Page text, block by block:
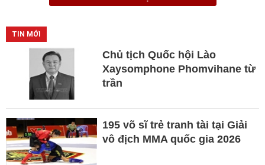
TIN MỚI
Chủ tịch Quốc hội Lào
Xaysomphone Phomvihane từ
trần
195 võ sĩ trẻ tranh tài tại Giải
vô địch MMA quốc gia 2026